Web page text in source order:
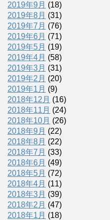
2019年9月 (18)
2019年8月 (31)
2019年7月 (76)
2019年6月 (71)
2019年5月 (19)
2019年4月 (58)
2019年3月 (31)
2019年2月 (20)
2019年1月 (9)
2018年12月 (16)
2018年11月 (24)
2018年10月 (26)
2018年9月 (22)
2018年8月 (22)
2018年7月 (33)
2018年6月 (49)
2018年5月 (72)
2018年4月 (11)
2018年3月 (39)
2018年2月 (47)
2018年1月 (18)